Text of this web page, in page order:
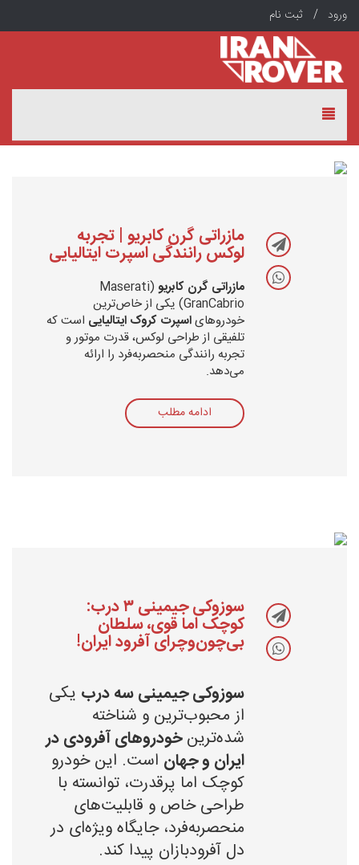
ورود / ثبت نام
مازراتی گرن کابریو | تجربه
لوکس رانندگی اسپرت ایتالیایی
مازراتی گرن کابریو (Maserati
GranCabrio) یکی از خاص‌ترین
خودروهایاسپرت کروک ایتالیایی است که
تلفیقی از طراحی لوکس، قدرت موتور و
تجربه رانندگی منحصربه‌فرد را ارائه
می‌دهد.
ادامه مطلب
سوزوکی جیمینی ۳ درب:
کوچک اما قوی، سلطان
بی‌چون‌وچرای آفرود ایران!
سوزوکی جیمینی سه درب یکی
از محبوب‌ترین و شناخته
شده‌ترینخودروهای آفرودی در
ایران و جهان است. این خودرو
کوچک اما پرقدرت، توانسته با
طراحی خاص و قابلیت‌های
منحصربه‌فرد، جایگاه ویژه‌ای در
دل آفرودبازان پیدا کند.